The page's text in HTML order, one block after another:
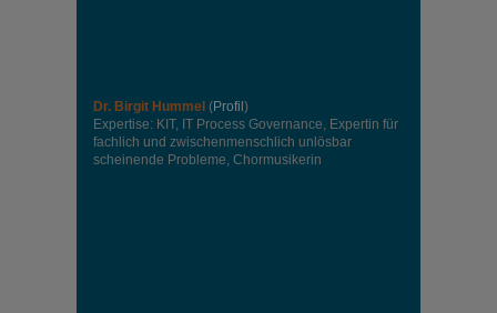
Dr. Birgit Hummel (Profil)
Expertise: KIT, IT Process Governance, Expertin für
fachlich und zwischenmenschlich unlösbar
scheinende Probleme, Chormusikerin